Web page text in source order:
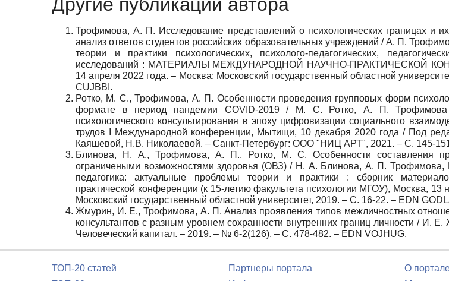
Другие публикации автора
Трофимова, А. П. Исследование представлений о психологических границах и
анализ ответов студентов российских образовательных учреждений / А. П.
теории и практики психологических, психолого-педагогических,
исследований : МАТЕРИАЛЫ МЕЖДУНАРОДНОЙ НАУЧНО-ПРАКТИЧЕСКОЙ
14 апреля 2022 года. – Москва: Московский государственный областной
CUJBBI.
Ротко, М. С., Трофимова, А. П. Особенности проведения групповых форм
формате в период пандемии COVID-2019 / М. С. Ротко, А. П. Трофимова
психологического консультирования в эпоху цифровизации социального
трудов I Международной конференции, Мытищи, 10 декабря 2020 года / Под
Каяшевой, Н.В. Николаевой. – Санкт-Петербург: ООО "НИЦ АРТ", 2021. – С. 145-
Блинова, Н. А., Трофимова, А. П., Ротко, М. С. Особенности составления
ограничеными возможностями здоровья (ОВЗ) / Н. А. Блинова, А. П. Трофимова,
педагогика: актуальные проблемы теории и практики : сборник
практической конференции (к 15-летию факультета психологии МГОУ), Москва, 13
Московский государственный областной университет, 2019. – С. 16-22. – EDN
Жмурин, И. Е., Трофимова, А. П. Анализ проявления типов межличностных
консультантов с разным уровнем сохранности внутренних границ личности / И.
Человеческий капитал. – 2019. – № 6-2(126). – С. 478-482. – EDN VOJHUG.
ТОП-20 статей
Партнеры портала
О